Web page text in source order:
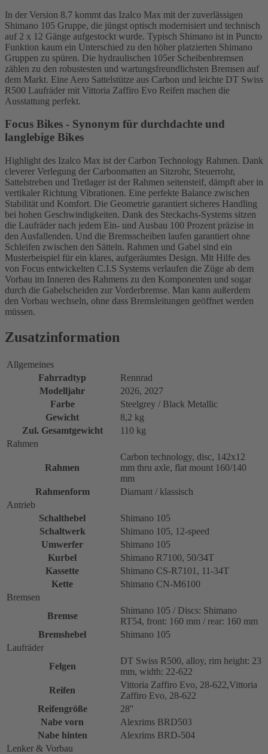
In der Version 8.7 kommt das Izalco Max mit der zuverlässigen
Shimano 105 Gruppe, die jüngst optisch modernisiert und technisch
auf 2 x 12 Gänge aufgestockt wurde. Typisch Shimano ist in Puncto
Funktion kaum ein Unterschied zu den höher platzierten Shimano
Gruppen zu spüren. Die hydraulischen 105er Scheibenbremsen
zählen zu den robustesten und wartungsfreundlichsten Bremsen auf
dem Markt. Eine Aero Sattelstütze aus Carbon und leichte DT Swiss
R500 Laufräder mit Vittoria Zaffiro Evo Reifen machen die
Ausstattung perfekt.
Focus Bikes - Synonym für durchdachte und
langlebige Bikes
Highlight des Izalco Max ist der Carbon Technology Rahmen. Dank
cleverer Verlegung der Carbonmatten an Sitzrohr, Steuerrohr,
Sattelstreben und Tretlager ist der Rahmen seitensteif, dämpft aber in
vertikaler Richtung Vibrationen. Eine perfekte Balance zwischen
Stabilität und Komfort. Die Geometrie garantiert sicheres Handling
bei hohen Geschwindigkeiten. Dank des Steckachs-Systems sitzen
die Laufräder nach jedem Ein- und Ausbau 100 Prozent präzise in
den Ausfallenden. Und die Bremsscheiben laufen garantiert ohne
Schleifen zwischen den Sätteln. Rahmen und Gabel sind ein
Musterbeispiel für ein klares, aufgeräumtes Design. Mit Hilfe des
von Focus entwickelten C.I.S Systems verlaufen die Züge ab dem
Vorbau im Inneren des Rahmens zu den Komponenten und sogar
durch die Gabelscheiden zur Vorderbremse. Man kann außerdem
den Vorbau wechseln, ohne dass Bremsleitungen geöffnet werden
müssen.
Zusatzinformation
Allgemeines
Fahrradtyp
Rennrad
Modelljahr
2026, 2027
Farbe
Steelgrey / Black Metallic
Gewicht
8,2 kg
Zul. Gesamtgewicht
110 kg
Rahmen
Rahmen
Carbon technology, disc, 142x12
mm thru axle, flat mount 160/140
mm
Rahmenform
Diamant / klassisch
Antrieb
Schalthebel
Shimano 105
Schaltwerk
Shimano 105, 12-speed
Umwerfer
Shimano 105
Kurbel
Shimano R7100, 50/34T
Kassette
Shimano CS-R7101, 11-34T
Kette
Shimano CN-M6100
Bremsen
Bremse
Shimano 105 / Discs: Shimano
RT54, front: 160 mm / rear: 160 mm
Bremshebel
Shimano 105
Laufräder
Felgen
DT Swiss R500, alloy, rim height: 23
mm, width: 22-622
Reifen
Vittoria Zaffiro Evo, 28-622,Vittoria
Zaffiro Evo, 28-622
Reifengröße
28''
Nabe vorn
Alexrims BRD503
Nabe hinten
Alexrims BRD-504
Lenker & Vorbau